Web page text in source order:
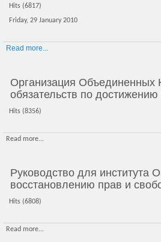
Hits (6817)
Friday, 29 January 2010
Read more...
Организация Объединенных
обязательств по
Hits (8356)
Read more...
Руководство для
восстановлению прав и
Hits (6808)
Read more...